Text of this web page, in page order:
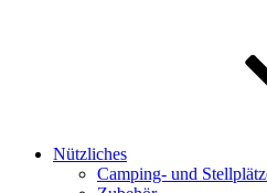
Nützliches
Camping- und